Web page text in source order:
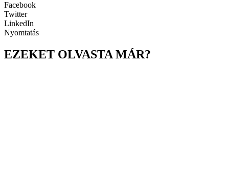
Facebook
Twitter
LinkedIn
Nyomtatás
EZEKET OLVASTA MÁR?